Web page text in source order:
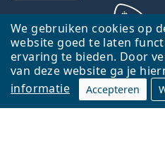
We gebruiken cookies op
website goed te laten
ervaring te bieden. Door
van deze website ga je
informatie
Accepteren
Terug naar de
Lentiamo.nl is eigendom van en
Tsjechië
Hier al